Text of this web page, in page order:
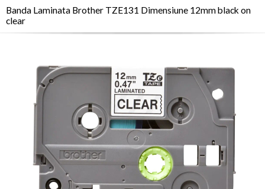
Banda Laminata Brother TZE131 Dimensiune 12mm black on
clear